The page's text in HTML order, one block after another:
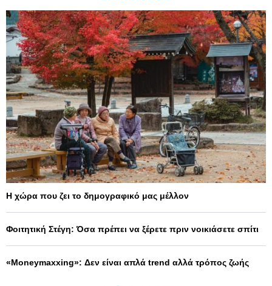
Η χώρα που ζει το δημογραφικό μας μέλλον
Φοιτητική Στέγη: Όσα πρέπει να ξέρετε πριν νοικιάσετε σπίτι
«Moneymaxxing»: Δεν είναι απλά trend αλλά τρόπος ζωής